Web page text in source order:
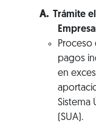
Trámite
pagos
en
Sistema
(SUA).